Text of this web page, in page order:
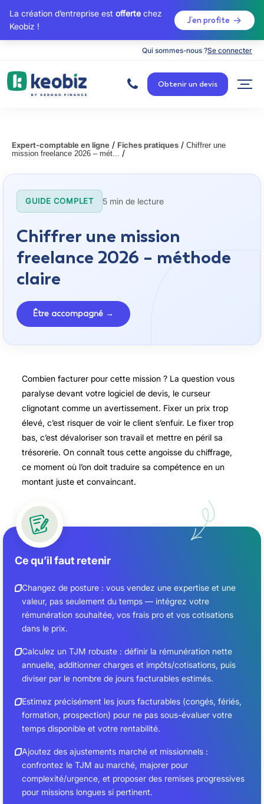
La création d’entreprise est offerte chez
Keobiz !
J’en profite
Qui sommes-nous ?Se connecter
c
c
u
Obtenir un devis
Expert-comptable en ligne / Fiches pratiques / Chiffrer une
mission freelance 2026 – mét... /
GUIDE COMPLET 5 min de lecture
Chiffrer une mission
freelance 2026 – méthode
claire
Être accompagné →
Combien facturer pour cette mission ? La question vous
paralyse devant votre logiciel de devis, le curseur
clignotant comme un avertissement. Fixer un prix trop
élevé, c’est risquer de voir le client s’enfuir. Le fixer trop
bas, c’est dévaloriser son travail et mettre en péril sa
trésorerie. On connaît tous cette angoisse du chiffrage,
ce moment où l’on doit traduire sa compétence en un
montant juste et convaincant.
Ce qu’il faut retenir
Changez de posture : vous vendez une expertise et une
valeur, pas seulement du temps — intégrez votre
rémunération souhaitée, vos frais pro et vos cotisations
dans le prix.
Calculez un TJM robuste : définir la rémunération nette
annuelle, additionner charges et impôts/cotisations, puis
diviser par le nombre de jours facturables estimés.
Estimez précisément les jours facturables (congés, fériés,
formation, prospection) pour ne pas sous-évaluer votre
temps disponible et votre rentabilité.
Ajoutez des ajustements marché et missionnels :
confrontez le TJM au marché, majorer pour
complexité/urgence, et proposer des remises progressives
pour missions longues si pertinent.